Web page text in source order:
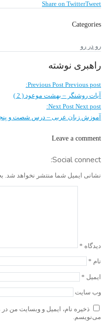
Share on TwitterTweet
Categories
رو در رو
راهبری نوشته
Previous Post Previous post:
آیات روشنگر – بهشت موعود ( 2 )
Next Post Next post:
آموزش زبان عربی – درس شصت و
Leave a comment
Social connect:
نشانی ایمیل شما منتشر نخواهد شد.
دیدگاه *
نام *
ایمیل *
وب‌ سایت
ذخیره نام، ایمیل و وبسایت من
می‌نویسم.